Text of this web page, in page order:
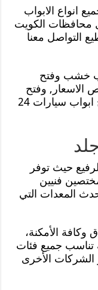
انواع الابواب
محافظات الكويت
التواصل معنا
خشب وفتح
الاسعار, وفتح
بيبان حديد واقفال حديثة ويدوية وفتح ابواب سيارات 24
حيث توفر
فنيين
المعدات التي
وكافة الأمكنة،
تناسب جميع فئات
الشركات الأخرى